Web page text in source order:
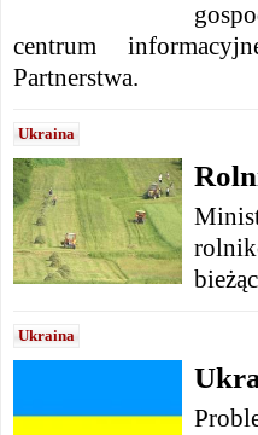
centrum
Partnerstwa.
Ukraina
Ukraina